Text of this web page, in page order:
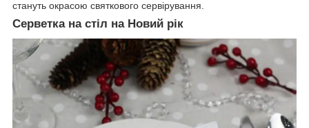
стануть окрасою святкового сервірування.
Серветка на стіл на Новий рік